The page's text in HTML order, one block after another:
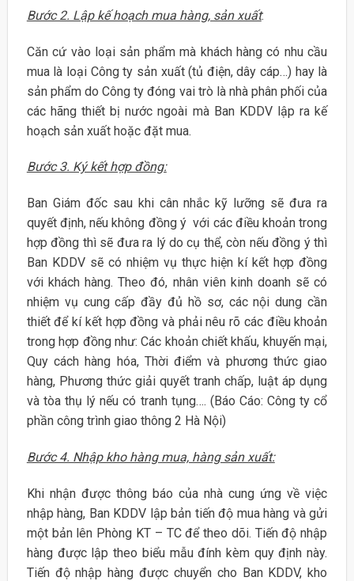
Bước 2. Lập kế hoạch mua hàng, sản xuất:
Căn cứ vào loại sản phẩm mà khách hàng có nhu cầu
mua là loại Công ty sản xuất (tủ điện, dây cáp…) hay là
sản phẩm do Công ty đóng vai trò là nhà phân phối của
các hãng thiết bị nước ngoài mà Ban KDDV lập ra kế
hoạch sản xuất hoặc đặt mua.
Bước 3. Ký kết hợp đồng:
Ban Giám đốc sau khi cân nhắc kỹ lưỡng sẽ đưa ra
quyết định, nếu không đồng ý với các điều khoản trong
hợp đồng thì sẽ đưa ra lý do cụ thể, còn nếu đồng ý thì
Ban KDDV sẽ có nhiệm vụ thực hiện kí kết hợp đồng
với khách hàng. Theo đó, nhân viên kinh doanh sẽ có
nhiệm vụ cung cấp đầy đủ hồ sơ, các nội dung cần
thiết để kí kết hợp đồng và phải nêu rõ các điều khoản
trong hợp đồng như: Các khoản chiết khấu, khuyến mại,
Quy cách hàng hóa, Thời điểm và phương thức giao
hàng, Phương thức giải quyết tranh chấp, luật áp dụng
và tòa thụ lý nếu có tranh tụng…. (Báo Cáo: Công ty cổ
phần công trình giao thông 2 Hà Nội)
Bước 4. Nhập kho hàng mua, hàng sản xuất:
Khi nhận được thông báo của nhà cung ứng về việc
nhập hàng, Ban KDDV lập bản tiến độ mua hàng và gửi
một bản lên Phòng KT – TC để theo dõi. Tiến độ nhập
hàng được lập theo biểu mẫu đính kèm quy định này.
Tiến độ nhập hàng được chuyển cho Ban KDDV, kho